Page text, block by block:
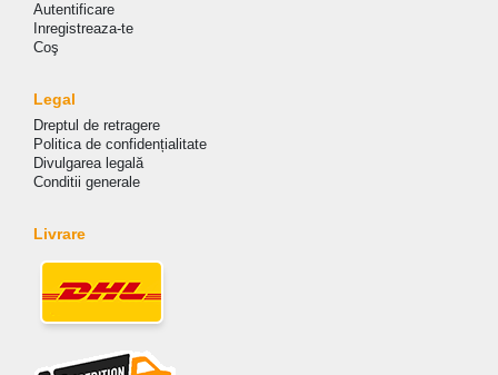
Autentificare
Inregistreaza-te
Coş
Legal
Dreptul de retragere
Politica de сonfidențialitate
Divulgarea legală
Conditii generale
Livrare